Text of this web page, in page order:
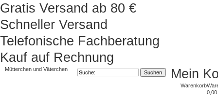
Gratis Versand ab 80 €
Schneller Versand
Telefonische Fachberatung
Kauf auf Rechnung
Mütterchen und Väterchen Mein
Warenkorb
0,00